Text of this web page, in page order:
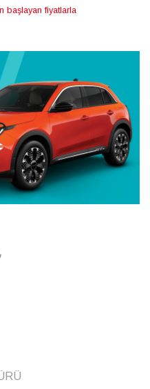
başlayan fiyatlarla